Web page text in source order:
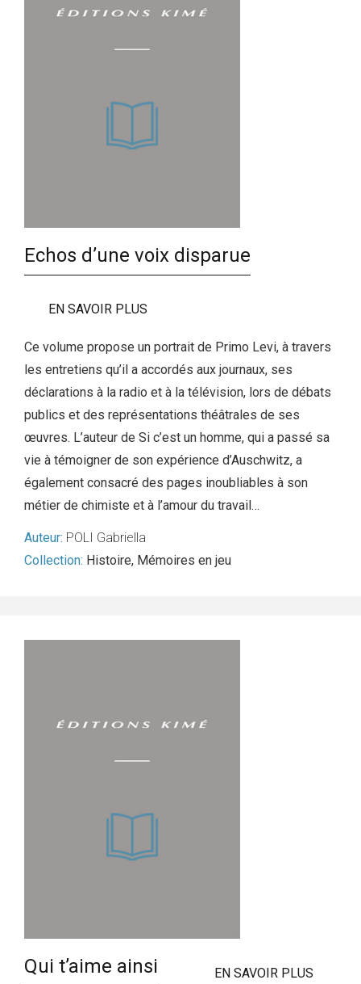
Echos d’une voix disparue
EN SAVOIR PLUS
Ce volume propose un portrait de Primo Levi, à travers
les entretiens qu’il a accordés aux journaux, ses
déclarations à la radio et à la télévision, lors de débats
publics et des représentations théâtrales de ses
œuvres. L’auteur de Si c’est un homme, qui a passé sa
vie à témoigner de son expérience d’Auschwitz, a
également consacré des pages inoubliables à son
métier de chimiste et à l’amour du travail…
Auteur: POLI Gabriella
Collection: Histoire, Mémoires en jeu
Qui t’aime ainsi EN SAVOIR PLUS